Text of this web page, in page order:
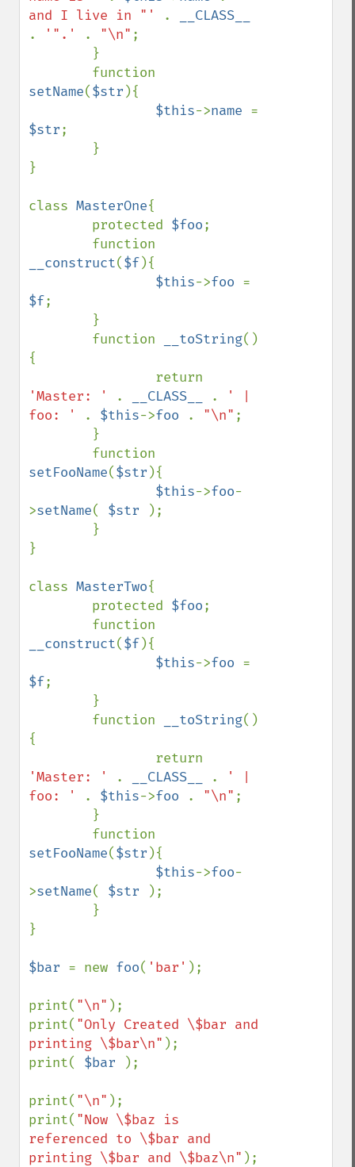
and I live in "'
.
.
'".' . "\n" ;
setName($str ){
$this->name
$str;
}
class MasterOne{
        protected
$foo;
__construct($f){
$this->foo
$f;
        function
__toString()
{
'Master: '
. __CLASS__ .
' |
foo: '
. $this->foo . "\n" ;
setFooName($str ){
$this->foo-
>setName( $str
);
}
class MasterTwo{
        protected
$foo;
__construct($f){
$this->foo
$f;
        function
__toString()
{
'Master: '
. __CLASS__ .
' |
foo: '
. $this->foo . "\n" ;
setFooName($str ){
$this->foo-
>setName( $str
);
}
$bar = new foo( 'bar' );
print( "\n" );
print( "Only Created \$bar and
printing \$bar\n" );
print( $bar );
print( "\n" );
print( "Now \$baz is
referenced to \$bar and
printing \$bar and \$baz\n"